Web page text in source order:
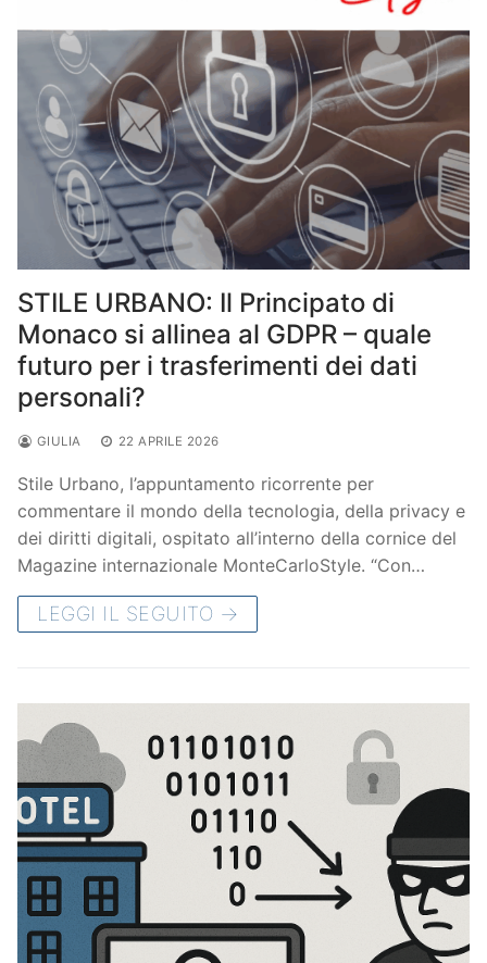
STILE URBANO: Il Principato di
Monaco si allinea al GDPR – quale
futuro per i trasferimenti dei dati
personali?
GIULIA 22 APRILE 2026
Stile Urbano, l’appuntamento ricorrente per
commentare il mondo della tecnologia, della privacy e
dei diritti digitali, ospitato all’interno della cornice del
Magazine internazionale MonteCarloStyle. “Con…
LEGGI IL SEGUITO →